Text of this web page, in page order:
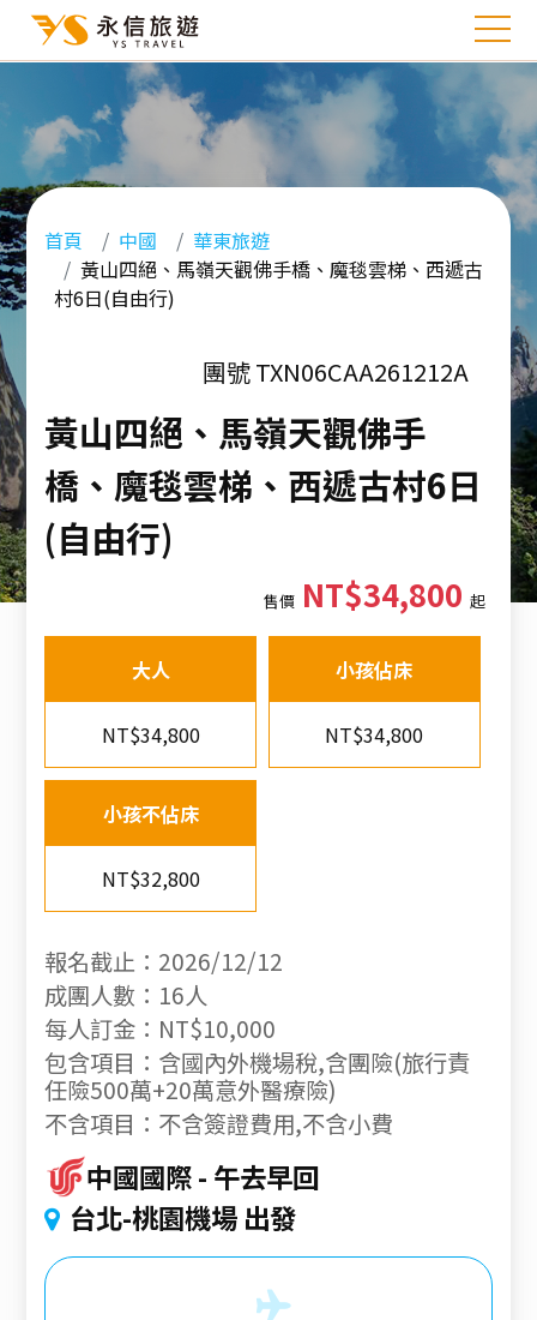
首頁 中國
華東旅遊
黃山四絕、馬嶺天觀佛手橋、魔毯雲梯、西遞古
村6日(自由行)
團號 TXN06CAA261212A
黃山四絕、馬嶺天觀佛手
橋、魔毯雲梯、西遞古村6日
(自由行)
售價NT$34,800 起
大人
NT$34,800
小孩佔床
NT$34,800
小孩不佔床
NT$32,800
報名截止：2026/12/12
成團人數：16人
每人訂金：NT$10,000
包含項目：含國內外機場稅,含團險(旅行責
任險500萬+20萬意外醫療險)
不含項目：不含簽證費用,不含小費
中國國際 午去早回
台北-桃園機場 出發